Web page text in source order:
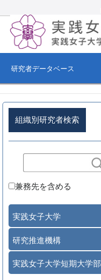
研究者データベース
組織別研究者検索
兼務先を含める
実践女子大学
研究推進機構
実践女子大学短期大学部